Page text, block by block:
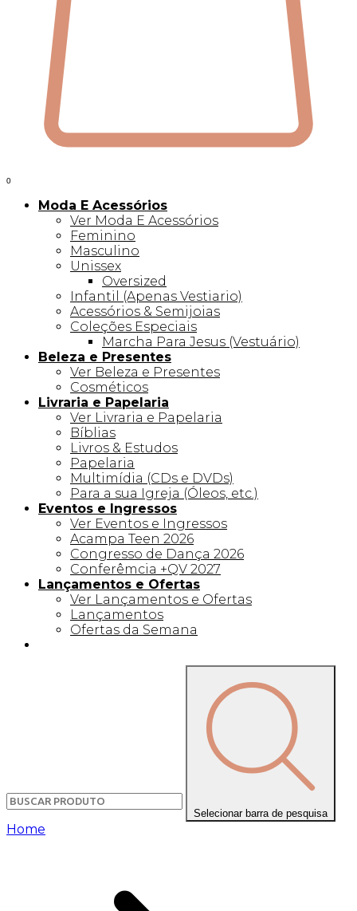
0
Moda E Acessórios
Ver Moda E Acessórios
Feminino
Masculino
Unissex
Oversized
Infantil (Apenas Vestiario)
Acessórios & Semijoias
Coleções Especiais
Marcha Para Jesus (Vestuário)
Beleza e Presentes
Ver Beleza e Presentes
Cosméticos
Livraria e Papelaria
Ver Livraria e Papelaria
Bíblias
Livros & Estudos
Papelaria
Multimídia (CDs e DVDs)
Para a sua Igreja (Óleos, etc.)
Eventos e Ingressos
Ver Eventos e Ingressos
Acampa Teen 2026
Congresso de Dança 2026
Conferêmcia +QV 2027
Lançamentos e Ofertas
Ver Lançamentos e Ofertas
Lançamentos
Ofertas da Semana
Selecionar barra de pesquisa
Home